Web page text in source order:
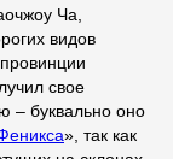
Ча,
видов
свое
– буквально оно
», так как